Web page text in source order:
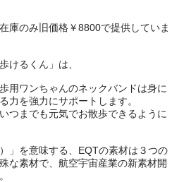
庫のみ旧価格￥8800で提供していま
けるくん」は、
用ワンちゃんのネックバンドは身に
力を強力にサポートします。
つまでも元気でお散歩できるように
」を意味する、EQTの素材は３つの
な素材で、航空宇宙産業の新素材開